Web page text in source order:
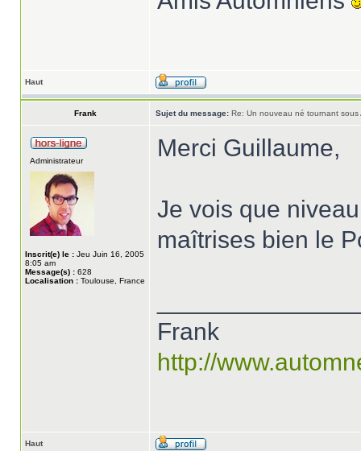
Haut
Frank Sujet du message: Re: Un nouveau né tournant sous
Administrateur
Inscrit(e) le : Jeu Juin 16, 2005
8:05 am
Message(s) : 628
Localisation : Toulouse, France
Merci Guillaume,
Je vois que
maîtrises bien le
Frank
http://
Haut